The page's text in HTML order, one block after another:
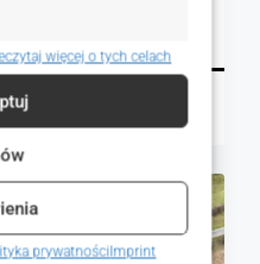
więcej o tych celach
prywatnościImprint
NA SPRZEDAŻ